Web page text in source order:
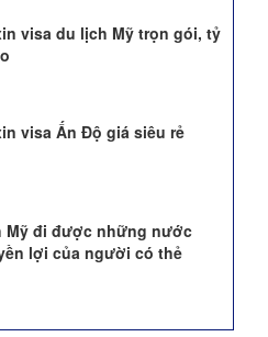
visa du lịch Mỹ trọn gói, tỷ
visa Ấn Độ giá siêu rẻ
Mỹ đi được những nước
lợi của người có thẻ